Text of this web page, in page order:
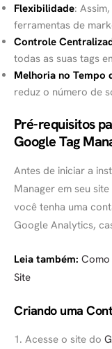
Flexibilidade:
ferramentas de
Controle
todas as suas tags
Melhoria no Tempo
reduz o número de
Pré-requisitos
Google Tag
Antes de iniciar a
Manager em seu
você tenha uma
Google Analytics,
Leia também:
Site
Criando uma
1. Acesse o site do